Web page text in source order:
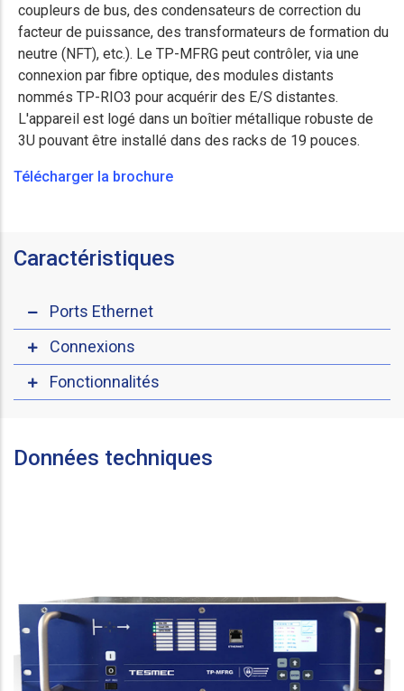
coupleurs de bus, des condensateurs de correction du
facteur de puissance, des transformateurs de formation du
neutre (NFT), etc.). Le TP-MFRG peut contrôler, via une
connexion par fibre optique, des modules distants
nommés TP-RIO3 pour acquérir des E/S distantes.
L'appareil est logé dans un boîtier métallique robuste de
3U pouvant être installé dans des racks de 19 pouces.
Télécharger la brochure
Caractéristiques
Ports Ethernet
Connexions
Fonctionnalités
Données techniques